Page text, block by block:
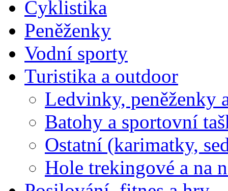
Cyklistika
Peněženky
Vodní sporty
Turistika a outdoor
Ledvinky, peněženky
Batohy a sportovní
Ostatní (karimatky,
Hole trekingové a na